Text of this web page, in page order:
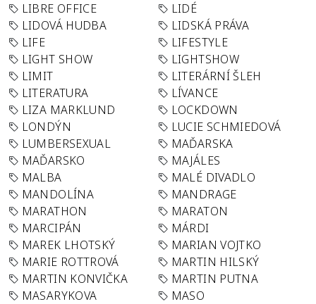
LIBRE OFFICE
LIDÉ
LIDOVÁ HUDBA
LIDSKÁ PRÁVA
LIFE
LIFESTYLE
LIGHT SHOW
LIGHTSHOW
LIMIT
LITERÁRNÍ ŠLEH
LITERATURA
LÍVANCE
LIZA MARKLUND
LOCKDOWN
LONDÝN
LUCIE SCHMIEDOVÁ
LUMBERSEXUAL
MAĎARSKA
MAĎARSKO
MAJÁLES
MALBA
MALÉ DIVADLO
MANDOLÍNA
MANDRAGE
MARATHON
MARATON
MARCIPÁN
MÁRDI
MAREK LHOTSKÝ
MARIAN VOJTKO
MARIE ROTTROVÁ
MARTIN HILSKÝ
MARTIN KONVIČKA
MARTIN PUTNA
MASARYKOVA
MASO